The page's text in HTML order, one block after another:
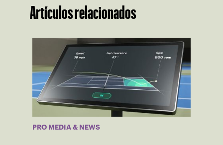
Artículos relacionados
PRO MEDIA & NEWS